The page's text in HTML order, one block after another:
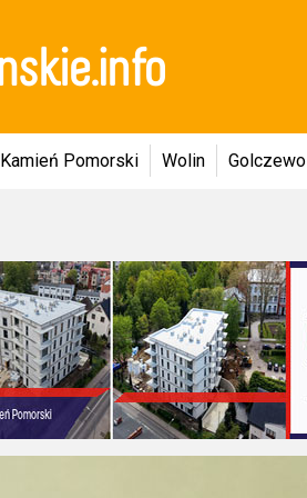
Kamień Pomorski Wolin Golczewo